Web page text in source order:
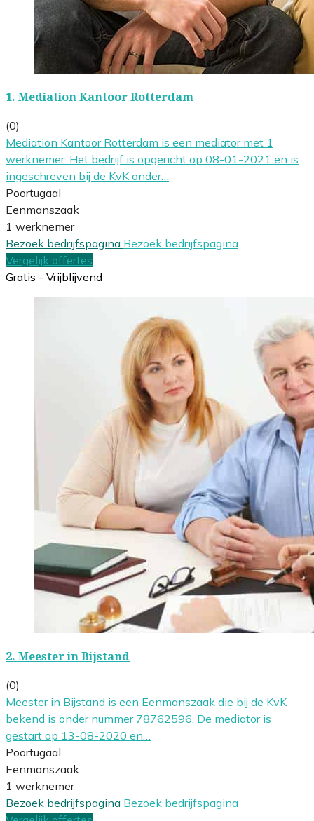
1. Mediation Kantoor Rotterdam
(0)
Mediation Kantoor Rotterdam is een mediator met 1
werknemer. Het bedrijf is opgericht op 08-01-2021 en is
ingeschreven bij de KvK onder…
Poortugaal
Eenmanszaak
1 werknemer
Bezoek bedrijfspagina Bezoek bedrijfspagina
Vergelijk offertes
Gratis - Vrijblijvend
2. Meester in Bijstand
(0)
Meester in Bijstand is een Eenmanszaak die bij de KvK
bekend is onder nummer 78762596. De mediator is
gestart op 13-08-2020 en…
Poortugaal
Eenmanszaak
1 werknemer
Bezoek bedrijfspagina Bezoek bedrijfspagina